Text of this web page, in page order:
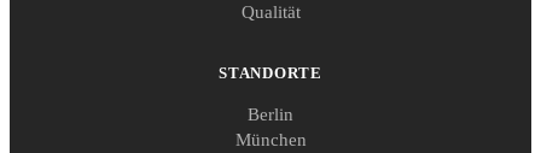
Qualität
STANDORTE
Berlin
München